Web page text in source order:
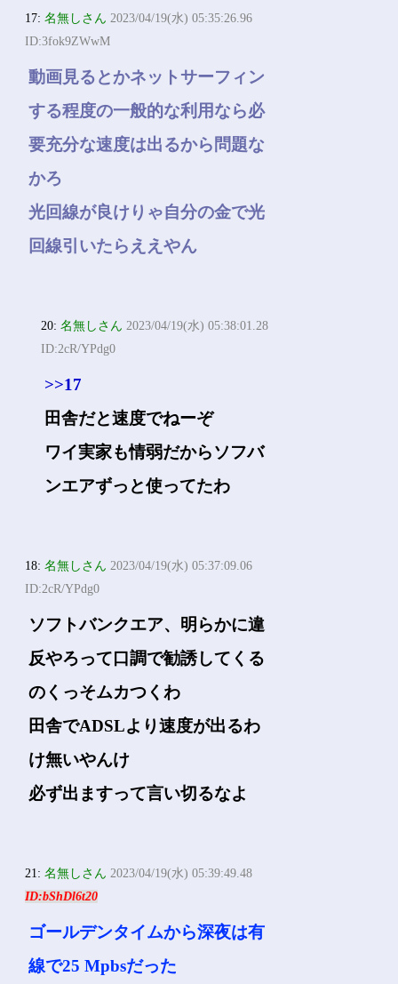
17:名無しさん 2023/04/19(水) 05:35:26.96
ID:3fok9ZWwM
動画見るとかネットサーフィン
する程度の一般的な利用なら必
要充分な速度は出るから問題な
かろ
光回線が良けりゃ自分の金で光
回線引いたらええやん
20:名無しさん 2023/04/19(水) 05:38:01.28
ID:2cR/YPdg0
>>17
田舎だと速度でねーぞ
ワイ実家も情弱だからソフバ
ンエアずっと使ってたわ
18:名無しさん 2023/04/19(水) 05:37:09.06
ID:2cR/YPdg0
ソフトバンクエア、明らかに違
反やろって口調で勧誘してくる
のくっそムカつくわ
田舎でADSLより速度が出るわ
け無いやんけ
必ず出ますって言い切るなよ
21:名無しさん 2023/04/19(水) 05:39:49.48
ID:bShDl6t20
ゴールデンタイムから深夜は有
線で25 Mpbsだった